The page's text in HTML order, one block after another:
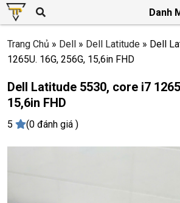
Danh
Trang Chủ » Dell » Dell Latitude » Dell
1265U. 16G, 256G, 15,6in FHD
Dell Latitude 5530, core i7
15,6in FHD
5 (0 đánh giá )